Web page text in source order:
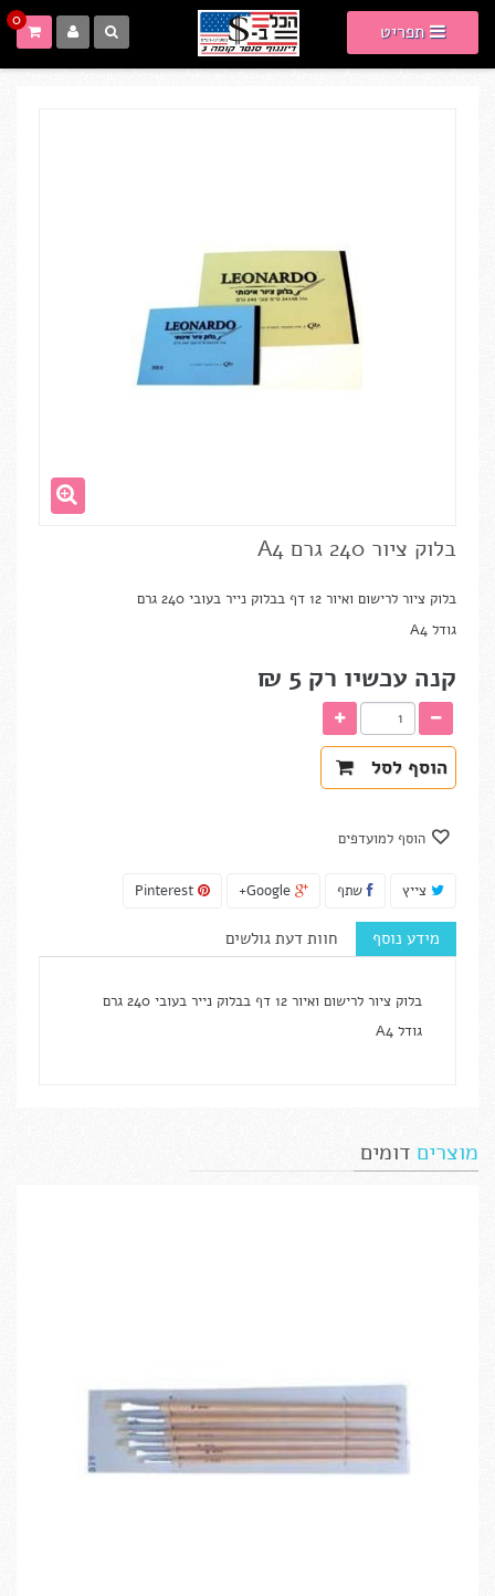
תפריט 0
בלוק ציור 240 גרם A4
בלוק ציור לרישום ואיור 12 דף בבלוק נייר בעובי 240 גרם
גודל A4
קנה עכשיו רק 5 ₪‎
הוסף לסל
הוסף למועדפים
צייץ שתף
מידע נוסף חוות דעת גולשים
בלוק ציור לרישום ואיור 12 דף בבלוק נייר בעובי 240 גרם
גודל A4
מוצרים דומים